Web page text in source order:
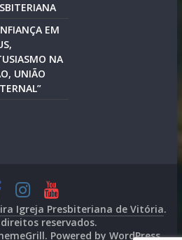
EM
NA
UNIÃO
Igreja Presbiteriana de Vitória.
reservados.
. Powered byWordPress.